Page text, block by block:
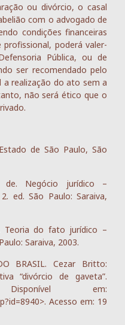
ou divórcio, o casal
com o advogado de
condições financeiras
poderá valer-
Pública, ou de
ser recomendado pelo
realização do ato sem a
não será ético que o
de São Paulo, São
de. Negócio jurídico –
ed. São Paulo: Saraiva,
Teoria do fato jurídico –
Saraiva, 2003.
BRASIL. Cezar Britto:
“divórcio de gaveta”.
em:
Acesso em: 19